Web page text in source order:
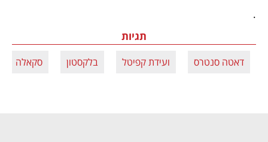
.
תגיות
דאטה סנטרס ועידת קפיטל בלקסטון סקאלה